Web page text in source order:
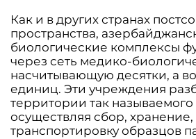
Как и в других странах
пространства,
биологические комплексы
через сеть медико-
насчитывающую десятки, а
единиц. Эти учреждения
территории так
осуществляя сбор, хранение,
транспортировку образцов